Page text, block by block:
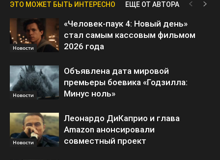
ЭТО МОЖЕТ БЫТЬ ИНТЕРЕСНО ЕЩЕ ОТ АВТОРА
Новости
«Человек-паук 4: Новый день»
стал самым кассовым фильмом
2026 года
Новости
Объявлена дата мировой
премьеры боевика «Годзилла:
Минус ноль»
Новости
Леонардо ДиКаприо и глава
Amazon анонсировали
совместный проект